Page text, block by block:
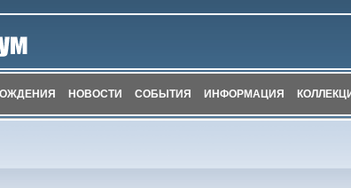
НОВОСТИ СОБЫТИЯ ИНФОРМАЦИЯ